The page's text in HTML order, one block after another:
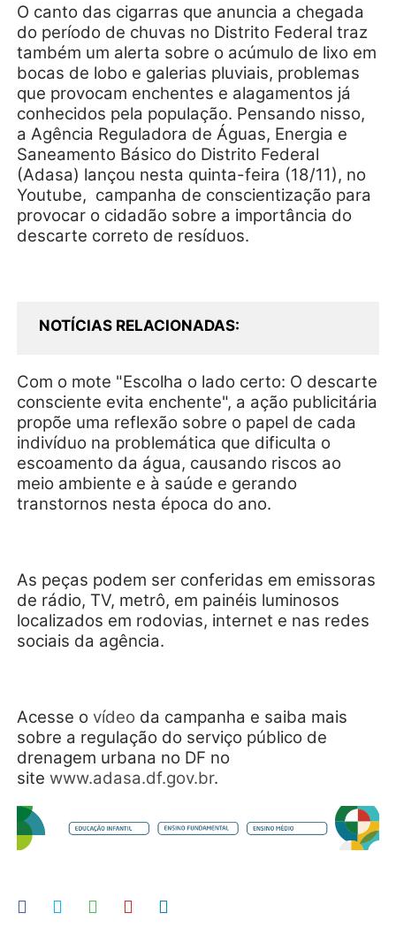
O canto das cigarras que anuncia a chegada
do período de chuvas no Distrito Federal traz
também um alerta sobre o acúmulo de lixo em
bocas de lobo e galerias pluviais, problemas
que provocam enchentes e alagamentos já
conhecidos pela população. Pensando nisso,
a Agência Reguladora de Águas, Energia e
Saneamento Básico do Distrito Federal
(Adasa) lançou nesta quinta-feira (18/11), no
Youtube, campanha de conscientização para
provocar o cidadão sobre a importância do
descarte correto de resíduos.
NOTÍCIAS RELACIONADAS
Com o mote "Escolha o lado certo: O descarte
consciente evita enchente", a ação publicitária
propõe uma reflexão sobre o papel de cada
indivíduo na problemática que dificulta o
escoamento da água, causando riscos ao
meio ambiente e à saúde e gerando
transtornos nesta época do ano.
As peças podem ser conferidas em emissoras
de rádio, TV, metrô, em painéis luminosos
localizados em rodovias, internet e nas redes
sociais da agência.
Acesse ovídeo da campanha e saiba mais
sobre a regulação do serviço público de
drenagem urbana no DF no
sitewww.adasa.df.gov.br.